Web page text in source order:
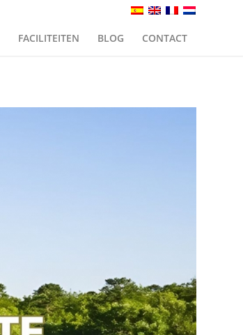
FACILITEITEN BLOG CONTACT